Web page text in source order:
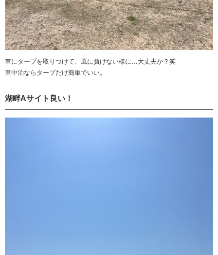
車にタープを取りつけて、風に負けない様に…大丈夫か？笑
車中泊ならタープだけ簡単でいい。
湖畔Aサイト良い！